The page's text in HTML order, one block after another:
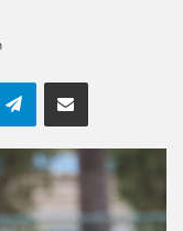
TelegramCompartilhar por e-mail